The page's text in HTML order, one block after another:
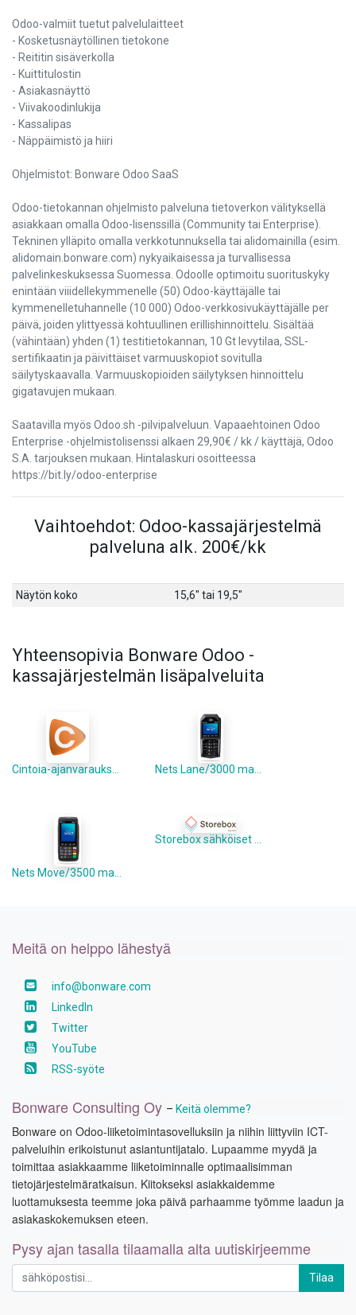
Odoo-valmiit tuetut palvelulaitteet
- Kosketusnäytöllinen tietokone
- Reititin sisäverkolla
- Kuittitulostin
- Asiakasnäyttö
- Viivakoodinlukija
- Kassalipas
- Näppäimistö ja hiiri
Ohjelmistot: Bonware Odoo SaaS
Odoo-tietokannan ohjelmisto palveluna tietoverkon välityksellä
asiakkaan omalla Odoo-lisenssillä (Community tai Enterprise).
Tekninen ylläpito omalla verkkotunnuksella tai alidomainilla (esim.
alidomain.bonware.com) nykyaikaisessa ja turvallisessa
palvelinkeskuksessa Suomessa. Odoolle optimoitu suorituskyky
enintään viiidellekymmenelle (50) Odoo-käyttäjälle tai
kymmenelletuhannelle (10 000) Odoo-verkkosivukäyttäjälle per
päivä, joiden ylittyessä kohtuullinen erillishinnoittelu. Sisältää
(vähintään) yhden (1) testitietokannan, 10 Gt levytilaa, SSL-
sertifikaatin ja päivittäiset varmuuskopiot sovitulla
säilytyskaavalla. Varmuuskopioiden säilytyksen hinnoittelu
gigatavujen mukaan.
Saatavilla myös Odoo.sh -pilvipalveluun. Vapaaehtoinen Odoo
Enterprise -ohjelmistolisenssi alkaen 29,90€ / kk / käyttäjä, Odoo
S.A. tarjouksen mukaan. Hintalaskuri osoitteessa
https://bit.ly/odoo-enterprise
Vaihtoehdot: Odoo-kassajärjestelmä
palveluna alk. 200€/kk
Näytön koko 15,6" tai 19,5"
Yhteensopivia Bonware Odoo -
kassajärjestelmän lisäpalveluita
Meitä on helppo lähestyä
info@bonware.com
LinkedIn
Twitter
YouTube
RSS-syöte
Bonware Consulting Oy – Keitä olemme?
Bonware on Odoo-liiketoimintasovelluksiin ja niihin liittyviin ICT-
palveluihin erikoistunut asiantuntijatalo. Lupaamme myydä ja
toimittaa asiakkaamme liiketoiminnalle optimaalisimman
tietojärjestelmäratkaisun. Kiitokseksi asiakkaidemme
luottamuksesta teemme joka päivä parhaamme työmme laadun ja
asiakaskokemuksen eteen.
Pysy ajan tasalla tilaamalla alta uutiskirjeemme
Tilaa